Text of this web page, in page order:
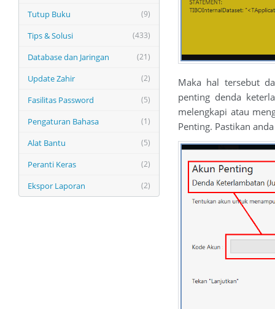
(9)
Tutup Buku
(433)
Tips & Solusi
(21)
Database dan Jaringan
(2)
Update Zahir
(5)
Fasilitas Password
(1)
Pengaturan Bahasa
(5)
Alat Bantu
(2)
Peranti Keras
(2)
Ekspor Laporan
Maka hal tersebut
penting denda
melengkapi atau
Penting. Pastikan